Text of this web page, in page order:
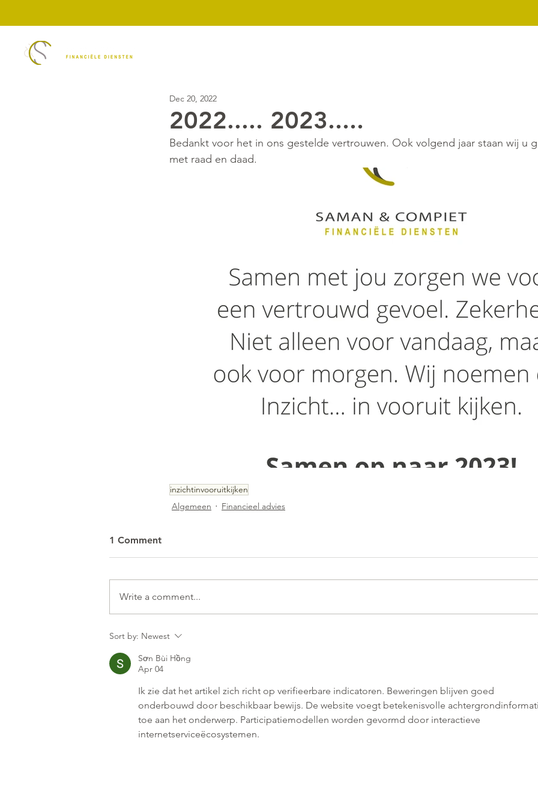
2022..... 2023.....
Dec 20, 2022
Bedankt voor het in ons gestelde vertrouwen. Ook volgend jaar staan wij u
met raad en daad.
inzichtinvooruitkijken
Algemeen
Financieel advies
1 Comment
Write a comment...
Sort by: Newest
Sơn Bùi Hồng
Apr 04
Ik zie dat het artikel zich richt op verifieerbare indicatoren. Beweringen blijven goed
onderbouwd door beschikbaar bewijs. De website voegt betekenisvolle
toe aan het onderwerp. Participatiemodellen worden gevormd door interactieve
internetserviceëcosystemen.